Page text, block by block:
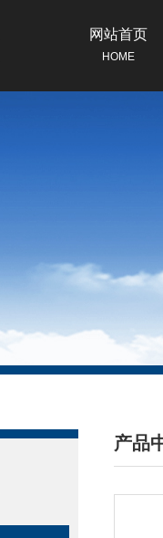
网站首页
HOME
产品
/